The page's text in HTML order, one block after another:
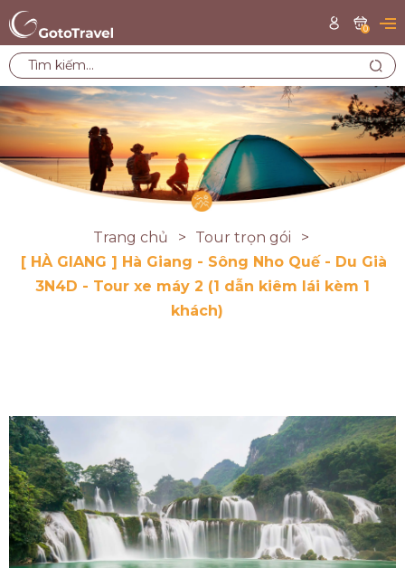
0
Trang chủ
Tour trọn gói
[ HÀ GIANG ] Hà Giang - Sông Nho Quế - Du Già
3N4D - Tour xe máy 2 (1 dẫn kiêm lái kèm 1
khách)